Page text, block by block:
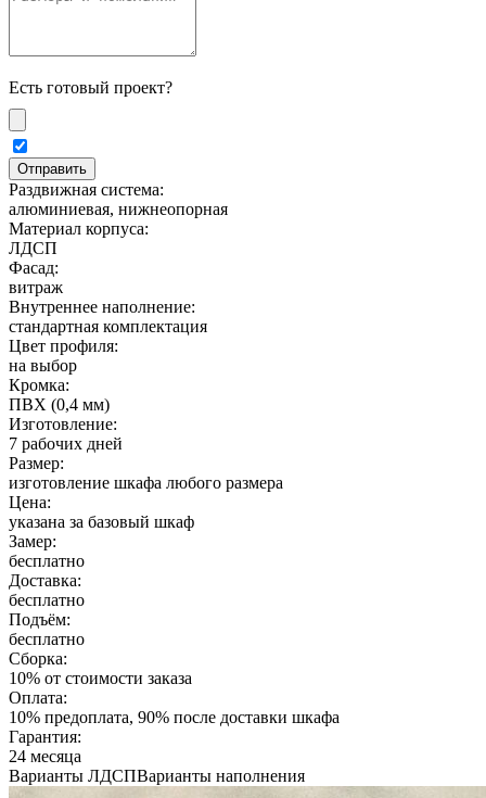
Есть готовый проект?
Раздвижная система:
алюминиевая, нижнеопорная
Материал корпуса:
ЛДСП
Фасад:
витраж
Внутреннее наполнение:
стандартная комплектация
Цвет профиля:
на выбор
Кромка:
ПВХ (0,4 мм)
Изготовление:
7 рабочих дней
Размер:
изготовление шкафа любого размера
Цена:
указана за базовый шкаф
Замер:
бесплатно
Доставка:
бесплатно
Подъём:
бесплатно
Сборка:
10% от стоимости заказа
Оплата:
10% предоплата, 90% после доставки шкафа
Гарантия:
24 месяца
Варианты ЛДСПВарианты наполнения